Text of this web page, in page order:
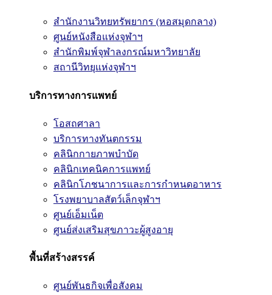
สำนักงานวิทยทรัพยากร (หอสมุดกลาง)
ศูนย์หนังสือแห่งจุฬาฯ
สำนักพิมพ์จุฬาลงกรณ์มหาวิทยาลัย
สถานีวิทยุแห่งจุฬาฯ
บริการทางการแพทย์
โอสถศาลา
บริการทางทันตกรรม
คลินิกกายภาพบำบัด
คลินิกเทคนิคการแพทย์
คลินิกโภชนาการและการกำหนดอาหาร
โรงพยาบาลสัตว์เล็กจุฬาฯ
ศูนย์เอ็มเน็ต
ศูนย์ส่งเสริมสุขภาวะผู้สูงอายุ
พื้นที่สร้างสรรค์
ศูนย์พันธกิจเพื่อสังคม